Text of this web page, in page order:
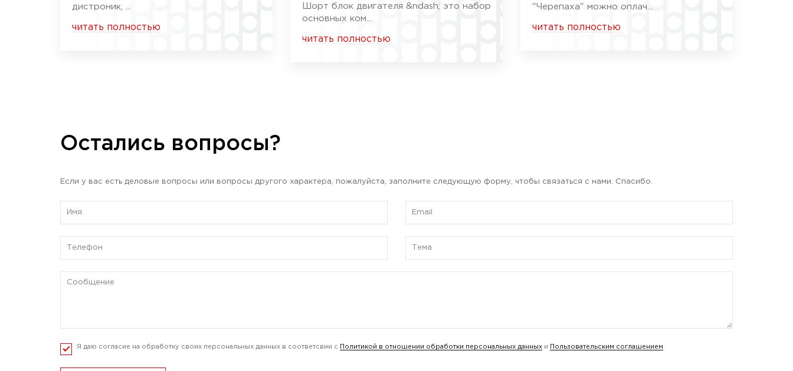
дистроник, ...
читать полностью
Шорт блок двигателя &ndash; это набор
основных ком...
читать полностью
"Черепаха" можно оплач...
читать полностью
Остались вопросы?
Если у вас есть деловые вопросы или вопросы другого характера, пожалуйста, заполните следующую форму, чтобы связаться с нами. Спасибо.
Я даю согласие на обработку своих персональных данных в соответсвии с Политикой в отношении обработки персональных данных и Пользовательским соглашением